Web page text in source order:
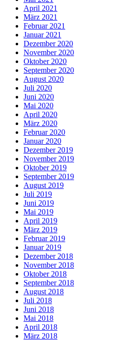
April 2021
März 2021
Februar 2021
Januar 2021
Dezember 2020
November 2020
Oktober 2020
September 2020
August 2020
Juli 2020
Juni 2020
Mai 2020
April 2020
März 2020
Februar 2020
Januar 2020
Dezember 2019
November 2019
Oktober 2019
September 2019
August 2019
Juli 2019
Juni 2019
Mai 2019
April 2019
März 2019
Februar 2019
Januar 2019
Dezember 2018
November 2018
Oktober 2018
September 2018
August 2018
Juli 2018
Juni 2018
Mai 2018
April 2018
März 2018